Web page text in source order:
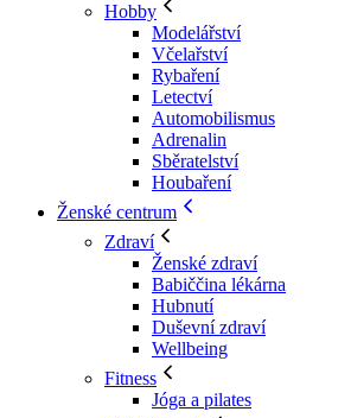
Hobby
Modelářství
Včelařství
Rybaření
Letectví
Automobilismus
Adrenalin
Sběratelství
Houbaření
Ženské centrum
Zdraví
Ženské zdraví
Babiččina lékárna
Hubnutí
Duševní zdraví
Wellbeing
Fitness
Jóga a pilates